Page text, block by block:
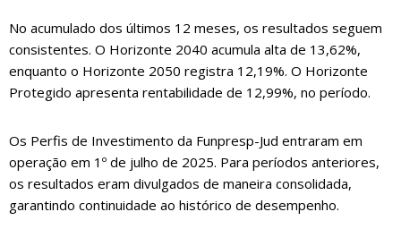
No acumulado dos últimos 12 meses, os resultados seguem
consistentes. O Horizonte 2040 acumula alta de 13,62%,
enquanto o Horizonte 2050 registra 12,19%. O Horizonte
Protegido apresenta rentabilidade de 12,99%, no período.
Os Perfis de Investimento da Funpresp-Jud entraram em
operação em 1º de julho de 2025. Para períodos anteriores,
os resultados eram divulgados de maneira consolidada,
garantindo continuidade ao histórico de desempenho.